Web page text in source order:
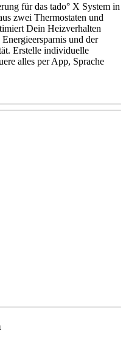
für das tado° X System in
zwei Thermostaten und
Dein Heizverhalten
und der
Erstelle individuelle
alles per App, Sprache